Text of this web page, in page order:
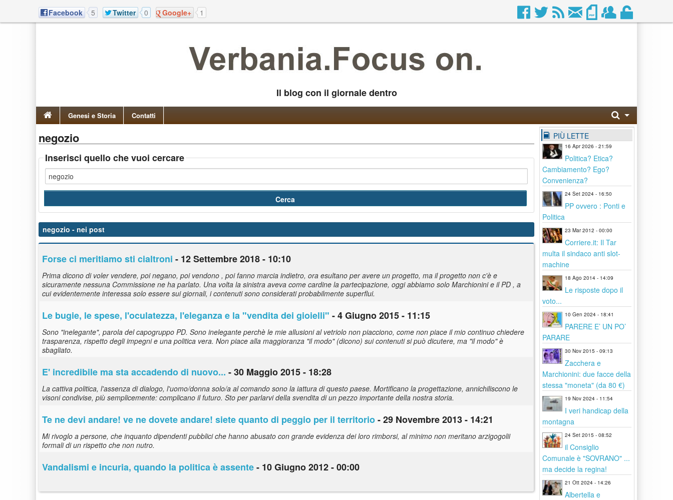
Facebook 5 Twitter 0 Google+ 1
Il blog con il giornale dentro
Genesi e Storia Contatti
negozio
Inserisci quello che vuoi cercare
negozio - nei post
Forse ci meritiamo sti cialtroni - 12 Settembre 2018 - 10:10
Prima dicono di voler vendere, poi negano, poi vendono , poi fanno marcia indietro, ora esultano per avere un progetto, ma il progetto non c'è e
sicuramente nessuna Commissione ne ha parlato. Una volta la sinistra aveva come cardine la partecipazione, oggi abbiamo solo Marchionini e il PD , a
cui evidentemente interessa solo essere sui giornali, i contenuti sono considerati probabilmente superflui.
Le bugie, le spese, l'oculatezza, l'eleganza e la "vendita dei gioielli" - 4 Giugno 2015 - 11:15
Sono "inelegante", parola del capogruppo PD. Sono inelegante perchè le mie allusioni al vetriolo non piacciono, come non piace il mio continuo chiedere
trasparenza, rispetto degli impegni e una politica vera. Non piace alla maggioranza "il modo" (dicono) sui contenuti si può dicutere, ma "il modo" è
sbagliato.
E' incredibile ma sta accadendo di nuovo... - 30 Maggio 2015 - 18:28
La cattiva politica, l'assenza di dialogo, l'uomo/donna solo/a al comando sono la iattura di questo paese. Mortificano la progettazione, annichiliscono le
visoni condivise, più semplicemente: complicano il futuro. Sto per parlarvi della svendita di un pezzo importante della nostra storia.
Te ne devi andare! ve ne dovete andare! siete quanto di peggio per il territorio- 29 Novembre 2013 - 14:21
Mi rivoglo a persone, che inquanto dipendenti pubblici che hanno abusato con grande evidenza dei loro rimborsi, al minimo non meritano arzigogolii
formali di un rispetto che non nutro.
Vandalismi e incuria, quando la politica è assente- 10 Giugno 2012 - 00:00
PIÙ LETTE
16 Apr 2026 - 21:59
Politica? Etica?
Cambiamento? Ego?
Convenienza?
24 Set 2024 - 16:50
PP ovvero : Ponti e
Politica
23 Mar 2012 - 00:00
Corriere.it: Il Tar
multa il sindaco anti slot-
machine
18 Ago 2014 - 14:09
Le risposte dopo il
voto...
10 Gen 2024 - 18:41
PARERE E’ UN PO’
PARARE
30 Nov 2015 - 09:13
Zacchera e
Marchionini: due facce della
stessa "moneta" (da 80 €)
19 Nov 2024 - 11:54
I veri handicap della
montagna
24 Set 2015 - 08:52
il Consiglio
Comunale è "SOVRANO" ...
ma decide la regina!
21 Ott 2024 - 14:26
Albertella e